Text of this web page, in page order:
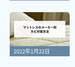
2022年1月22日